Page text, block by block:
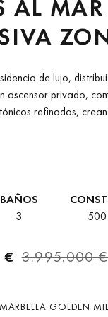
AL
de lujo,
ascensor privado,
refinados,
BAÑOS
3
€ 3.995.000 €
GOLDEN